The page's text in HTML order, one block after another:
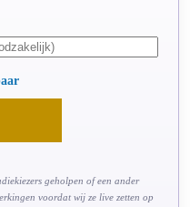
geholpen of een ander
voordat wij ze live zetten op